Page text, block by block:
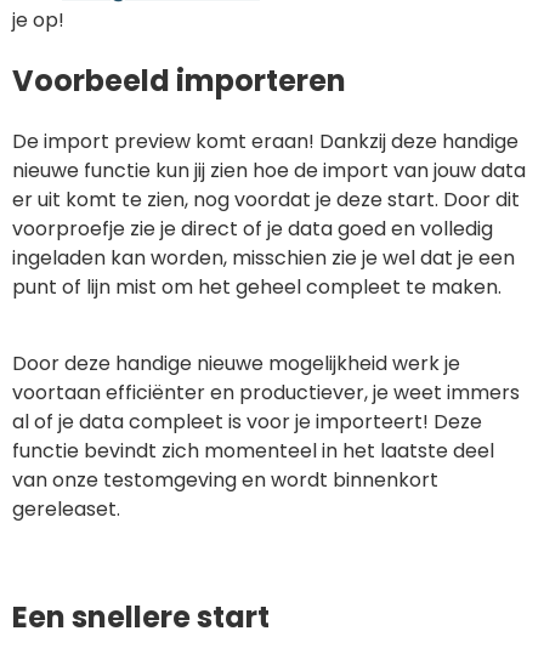
je op!
Voorbeeld importeren
De import preview komt eraan! Dankzij deze handige
nieuwe functie kun jij zien hoe de import van jouw data
er uit komt te zien, nog voordat je deze start. Door dit
voorproefje zie je direct of je data goed en volledig
ingeladen kan worden, misschien zie je wel dat je een
punt of lijn mist om het geheel compleet te maken.
Door deze handige nieuwe mogelijkheid werk je
voortaan efficiënter en productiever, je weet immers
al of je data compleet is voor je importeert! Deze
functie bevindt zich momenteel in het laatste deel
van onze testomgeving en wordt binnenkort
gereleaset.
Een snellere start